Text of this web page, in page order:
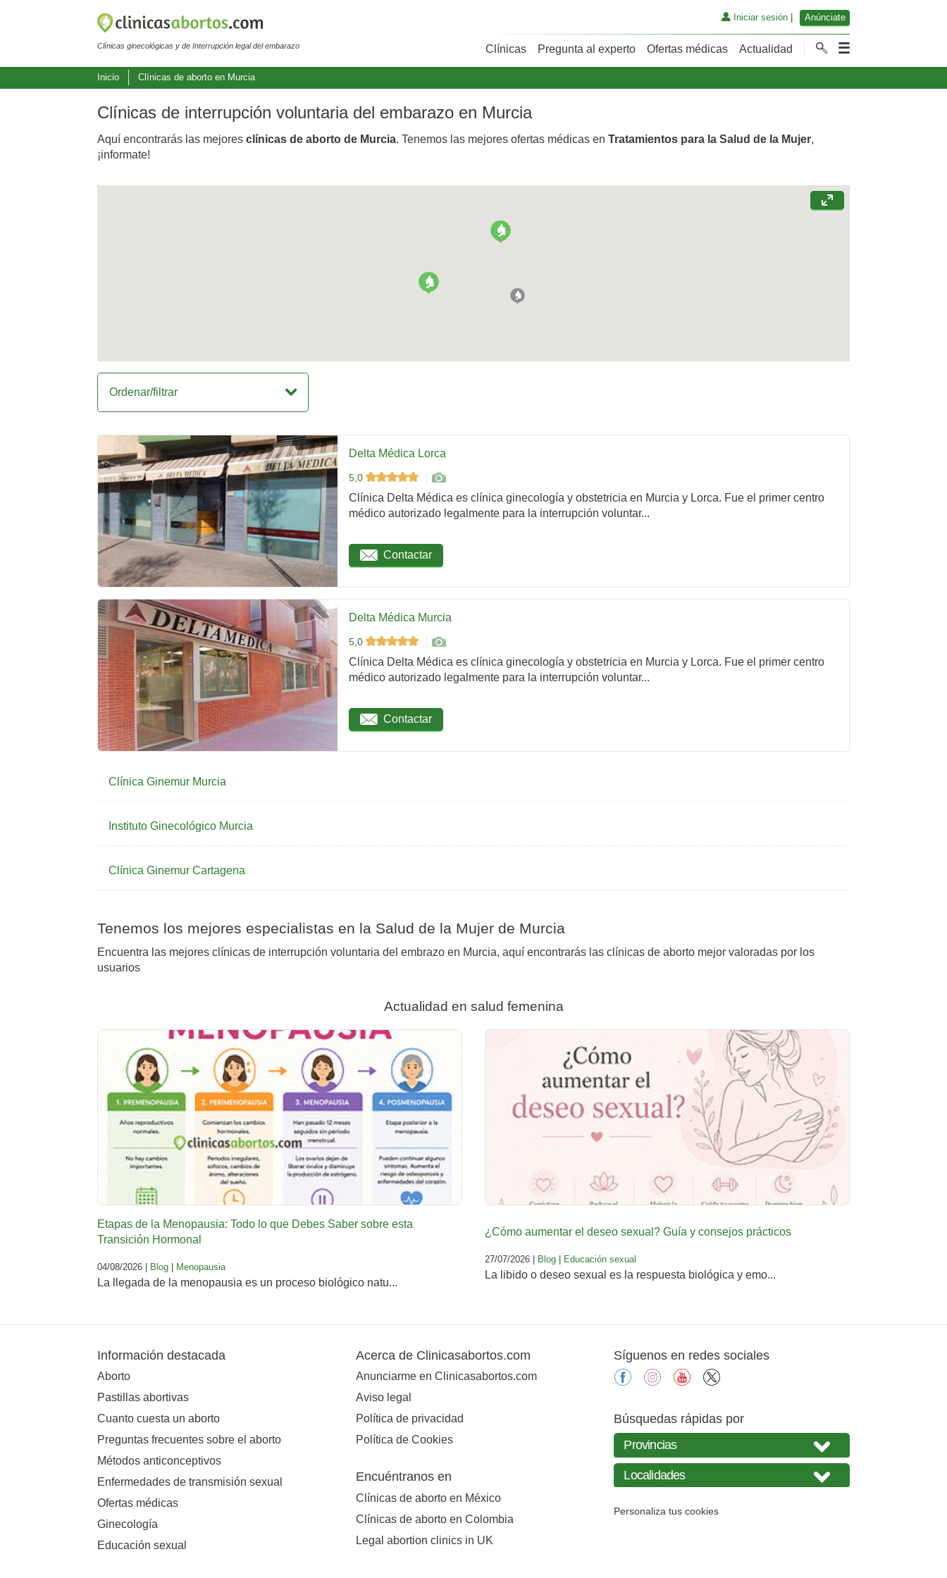
Clínicas ginecológicas y de Interrupción legal del embarazo
Iniciar sesión| Anúnciate
Clínicas Pregunta al experto Ofertas médicas Actualidad
Inicio Clínicas de aborto en Murcia
Clínicas de interrupción voluntaria del embarazo en Murcia
Aquí encontrarás las mejores clínicas de aborto de Murcia. Tenemos las mejores ofertas médicas en Tratamientos para la Salud de la Mujer,
¡informate!
Ordenar/filtrar
Delta Médica Lorca
5,0
Clínica Delta Médica es clínica ginecología y obstetricia en Murcia y Lorca. Fue el primer centro
médico autorizado legalmente para la interrupción voluntar...
Contactar
Delta Médica Murcia
5,0
Clínica Delta Médica es clínica ginecología y obstetricia en Murcia y Lorca. Fue el primer centro
médico autorizado legalmente para la interrupción voluntar...
Contactar
Clínica Ginemur Murcia
Instituto Ginecológico Murcia
Clínica Ginemur Cartagena
Tenemos los mejores especialistas en la Salud de la Mujer de Murcia
Encuentra las mejores clínicas de interrupción voluntaria del embrazo en Murcia, aquí encontrarás las clínicas de aborto mejor valoradas por los
usuarios
Actualidad en salud femenina
Etapas de la Menopausia: Todo lo que Debes Saber sobre esta
Transición Hormonal
04/08/2026 | Blog | Menopausia
La llegada de la menopausia es un proceso biológico natu...
¿Cómo aumentar el deseo sexual? Guía y consejos prácticos
27/07/2026 | Blog | Educación sexual
La libido o deseo sexual es la respuesta biológica y emo...
Información destacada
Aborto
Pastillas abortivas
Cuanto cuesta un aborto
Preguntas frecuentes sobre el aborto
Métodos anticonceptivos
Enfermedades de transmisión sexual
Ofertas médicas
Ginecología
Educación sexual
Acerca de Clinicasabortos.com
Anunciarme en Clinicasabortos.com
Aviso legal
Política de privacidad
Política de Cookies
Encuéntranos en
Clínicas de aborto en México
Clínicas de aborto en Colombia
Legal abortion clinics in UK
Síguenos en redes sociales
facebookinstagramyoutube
Búsquedas rápidas por
Personaliza tus cookies